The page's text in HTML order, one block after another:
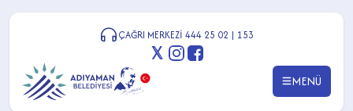
ÇAĞRI MERKEZİ 444 25 02 | 153
MENÜ